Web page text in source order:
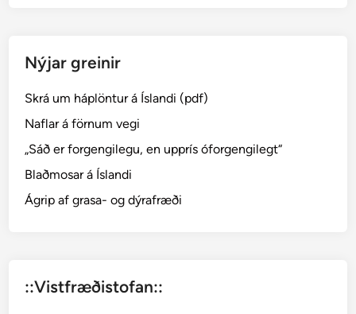
g
m
Nýjar greinir
Skrá um háplöntur á Íslandi (pdf)
Naflar á förnum vegi
„Sáð er forgengilegu, en upprís óforgengilegt“
Blaðmosar á Íslandi
Ágrip af grasa- og dýrafræði
::Vistfræðistofan::